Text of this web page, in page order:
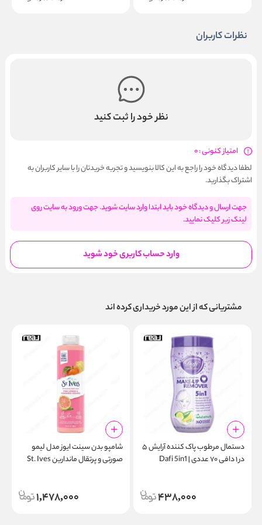
نظرات کاربران
نظر خود را ثبت کنید
امتیاز کنونی : 0
لطفا دیدگاه خود را راجع به این کالا بنویسید و تجربه خریدتان را با سایر کاربران به
اشتراک بگذارید.
جهت ارسال و دیدگاه خود باید ابتدا وارد سایت شوید. جهت ورود به سایت روی
لینک زیر کلیک نمایید.
وارد حساب کاربری خود شوید
مشتریانی که از این مورد خریداری کرده اند
دستمال مرطوب پاک کننده آرایش ۵
در ۱ دافی ۷۰ عددی | Dafi 5in1
438,000
شامپو بدن سینت ایوز مدل لیمو
صورتی و پرتقال ماندارین St. Ives
1,478,000